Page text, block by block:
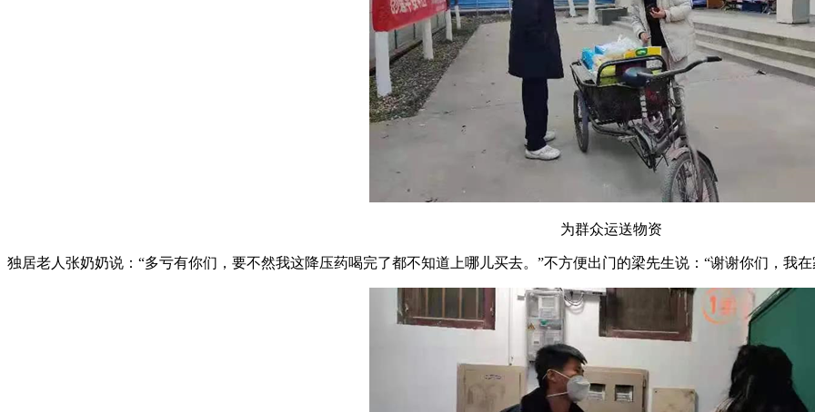
为群众运送物资
独居老人张奶奶说：“多亏有你们，要不然我这降压药喝完了都不知道上哪儿买去。”不方便出门的梁先生说：“谢谢你们，我